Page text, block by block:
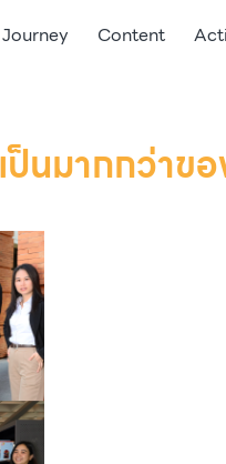
Content
ป็นมากกว่าข